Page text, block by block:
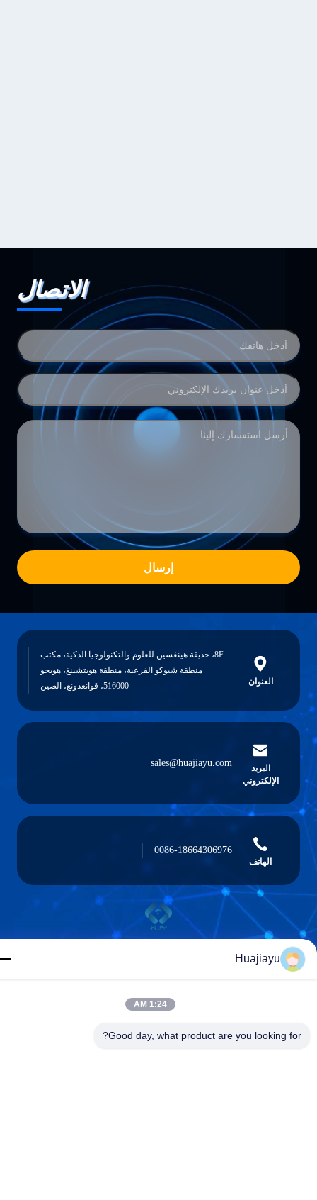
الاتصال
إرسال
العنوان
8F، حديقة هينغسين للعلوم والتكنولوجيا الذكية، مكتب
منطقة شيوكو الفرعية، منطقة هويتشينغ، هويجو
516000، قوانغدونغ، الصين
البريد
الإلكتروني
sales@huajiayu.com
الهاتف
0086-18664306976
Guangdong Huajiayu Technology Co., Ltd
Huajiayu
1:24 AM
Good day, what product are you looking for?